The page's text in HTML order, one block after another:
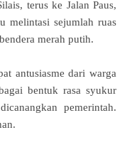
terus ke Jalan Paus,
melintasi sejumlah ruas
merah putih.
antusiasme dari warga
bentuk rasa syukur
pemerintah.